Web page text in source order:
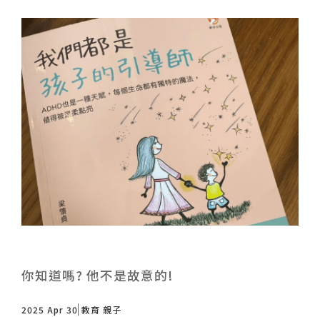
你知道嗎? 他不是故意的!
2025 Apr 30 教育 親子